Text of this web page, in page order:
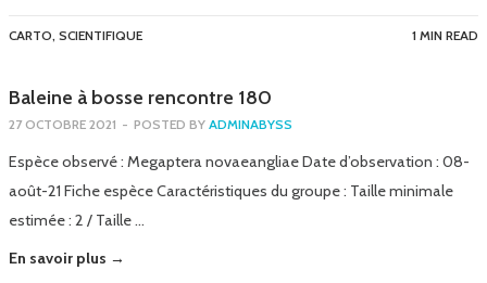
CARTO, SCIENTIFIQUE 1 MIN READ
Baleine à bosse rencontre 180
27 OCTOBRE 2021 - POSTED BY ADMINABYSS
Espèce observé : Megaptera novaeangliae Date d’observation : 08-
août-21 Fiche espèce Caractéristiques du groupe : Taille minimale
estimée : 2 / Taille …
En savoir plus →